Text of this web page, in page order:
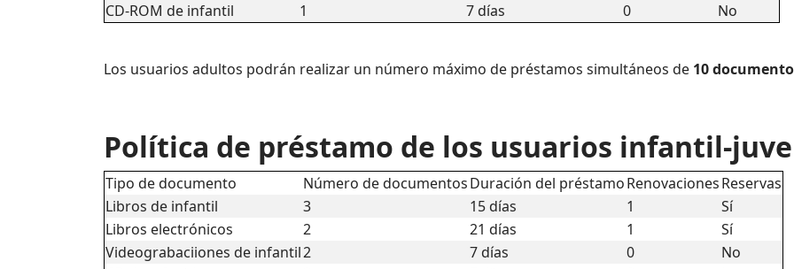
CD-ROM de infantil
1 7 días 0 No
Los usuarios adultos podrán realizar un número máximo de préstamos simultáneos de 10
Política de préstamo de los usuarios infantil-
Tipo de documento Número de documentosDuración del préstamoRenovacionesReservas
Libros de infantil
3 15 días 1
Sí
Libros electrónicos
2 21 días 1
Sí
Videograbaciiones de infantil2 7 días 0
No